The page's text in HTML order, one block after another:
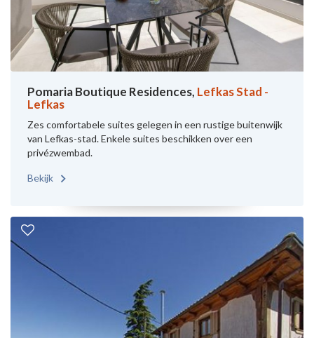
Pomaria Boutique Residences, Lefkas Stad -
Lefkas
Zes comfortabele suites gelegen in een rustige buitenwijk
van Lefkas-stad. Enkele suites beschikken over een
privézwembad.
Bekijk